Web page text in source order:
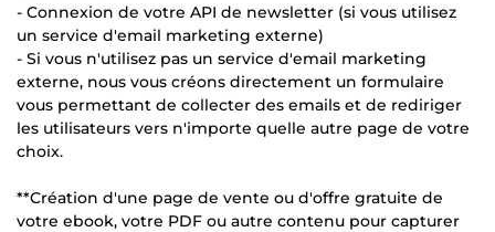
- Connexion de votre API de newsletter (si vous utilisez
un service d'email marketing externe)
- Si vous n'utilisez pas un service d'email marketing
externe, nous vous créons directement un formulaire
vous permettant de collecter des emails et de rediriger
les utilisateurs vers n'importe quelle autre page de votre
choix.
**Création d'une page de vente ou d'offre gratuite de
votre ebook, votre PDF ou autre contenu pour capturer